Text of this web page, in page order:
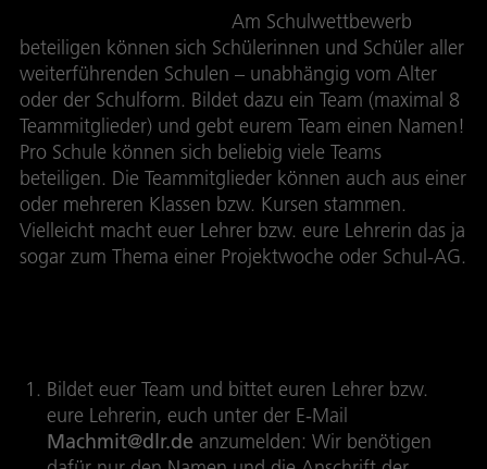
Am Schulwettbewerb
beteiligen können sich Schülerinnen und Schüler aller
weiterführenden Schulen – unabhängig vom Alter
oder der Schulform. Bildet dazu ein Team (maximal 8
Teammitglieder) und gebt eurem Team einen Namen!
Pro Schule können sich beliebig viele Teams
beteiligen. Die Teammitglieder können auch aus einer
oder mehreren Klassen bzw. Kursen stammen.
Vielleicht macht euer Lehrer bzw. eure Lehrerin das ja
sogar zum Thema einer Projektwoche oder Schul-AG.
Bildet euer Team und bittet euren Lehrer bzw.
eure Lehrerin, euch unter der E-Mail
Machmit@dlr.de anzumelden: Wir benötigen